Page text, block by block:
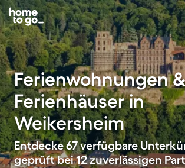
Ferienwohnungen
Ferienhäuser in
Weikersheim
Entdecke 67 verfügbare
geprüft bei 12 zuverlässigen